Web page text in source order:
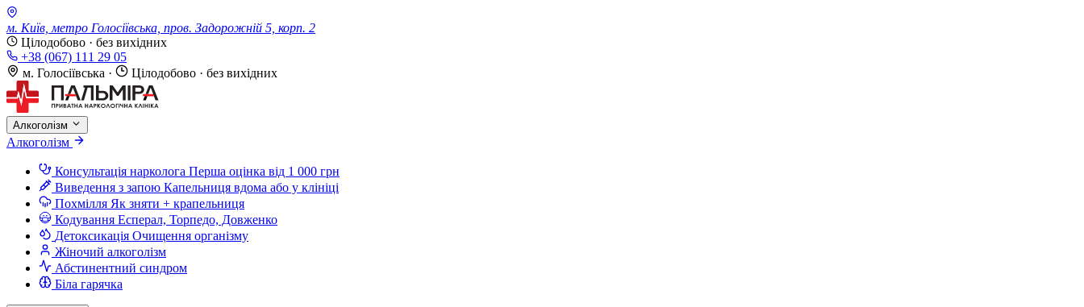
м. Київ, метро Голосіївська, пров. Задорожній 5, корп. 2
Цілодобово · без вихідних
+38 (067) 111 29 05
м. Голосіївська · Цілодобово · без вихідних
Алкоголізм
Алкоголізм
Консультація нарколога Перша оцінка від 1 000 грн
Виведення з запою Капельниця вдома або у клініці
Похмілля Як зняти + крапельниця
Кодування Есперал, Торпедо, Довженко
Детоксикація Очищення організму
Жіночий алкоголізм
Абстинентний синдром
Біла гарячка